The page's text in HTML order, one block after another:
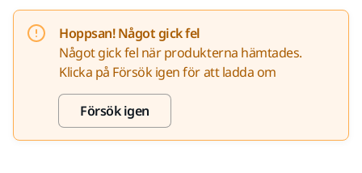
Hoppsan! Något gick fel
Något gick fel när produkterna hämtades.
Klicka på Försök igen för att ladda om
Försök igen